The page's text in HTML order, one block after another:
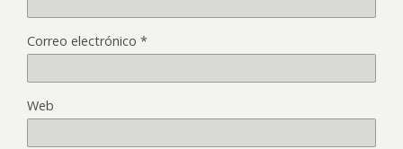
Correo electrónico *
Web